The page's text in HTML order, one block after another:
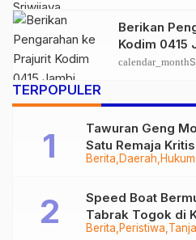
Berikan
Kodim 0415
Sriwijaya
calendar_month
TERPOPULER
Berita Daerah
Tawuran Geng
Satu Remaja
Ditangkap
Berita Peristiwa
Speed Boat
Tabrak Togok di
Sempat Hilang